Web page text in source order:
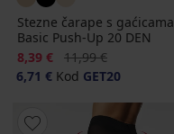
Stezne čarape s gaćicama
Basic Push-Up 20 DEN
Popust
8,39 € Prvobitna cijena
11,99 €
6,71 € Kod GET20